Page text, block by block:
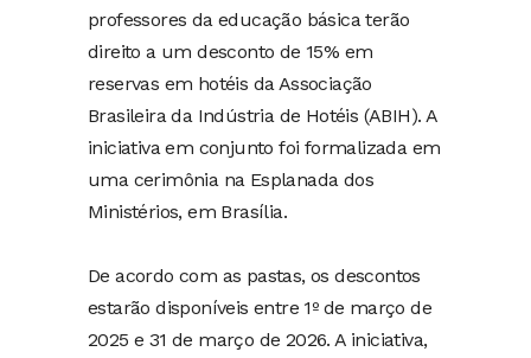
professores da educação básica terão
direito a um desconto de 15% em
reservas em hotéis da Associação
Brasileira da Indústria de Hotéis (ABIH). A
iniciativa em conjunto foi formalizada em
uma cerimônia na Esplanada dos
Ministérios, em Brasília.
De acordo com as pastas, os descontos
estarão disponíveis entre 1º de março de
2025 e 31 de março de 2026. A iniciativa,